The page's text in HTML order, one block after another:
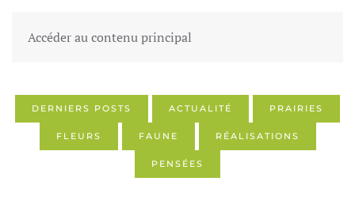
Accéder au contenu principal
DERNIERS POSTS ACTUALITÉ PRAIRIES
FLEURS FAUNE RÉALISATIONS
PENSÉES